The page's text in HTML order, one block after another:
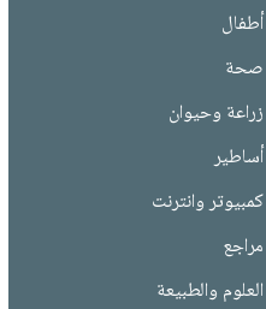
أطفال
صحة
زراعة وحيوان
أساطير
كمبيوتر وانترنت
مراجع
العلوم والطبيعة